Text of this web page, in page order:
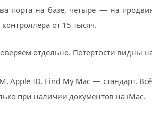
порта на базе, четыре — на
от 15 тысяч.
отдельно. Потёртости видны
Apple ID, Find My Mac — стандарт.
при наличии документов на iMac.